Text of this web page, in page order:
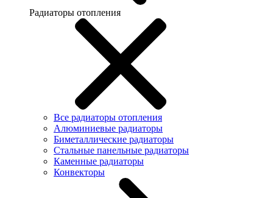
Радиаторы отопления
Все радиаторы отопления
Алюминиевые радиаторы
Биметаллические радиаторы
Стальные панельные радиаторы
Каменные радиаторы
Конвекторы